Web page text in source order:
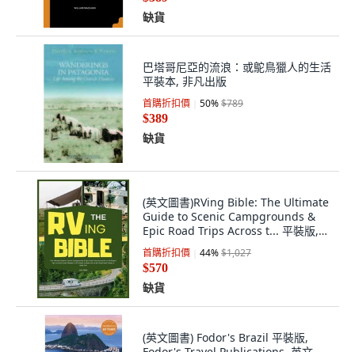
缺貨
巴塔哥尼亞的流浪：或鴕鳥獵人的生活
平裝本, 非凡出版
首購折扣價 50% $789
$389
缺貨
(英文圖書)RVing Bible: The Ultimate
Guide to Scenic Campgrounds &
Epic Road Trips Across t... 平裝版,
Jonh Smith, 英文
首購折扣價 44% $1,027
$570
缺貨
(英文圖書) Fodor's Brazil 平裝版,
Fodor's Travel Publications, 英文